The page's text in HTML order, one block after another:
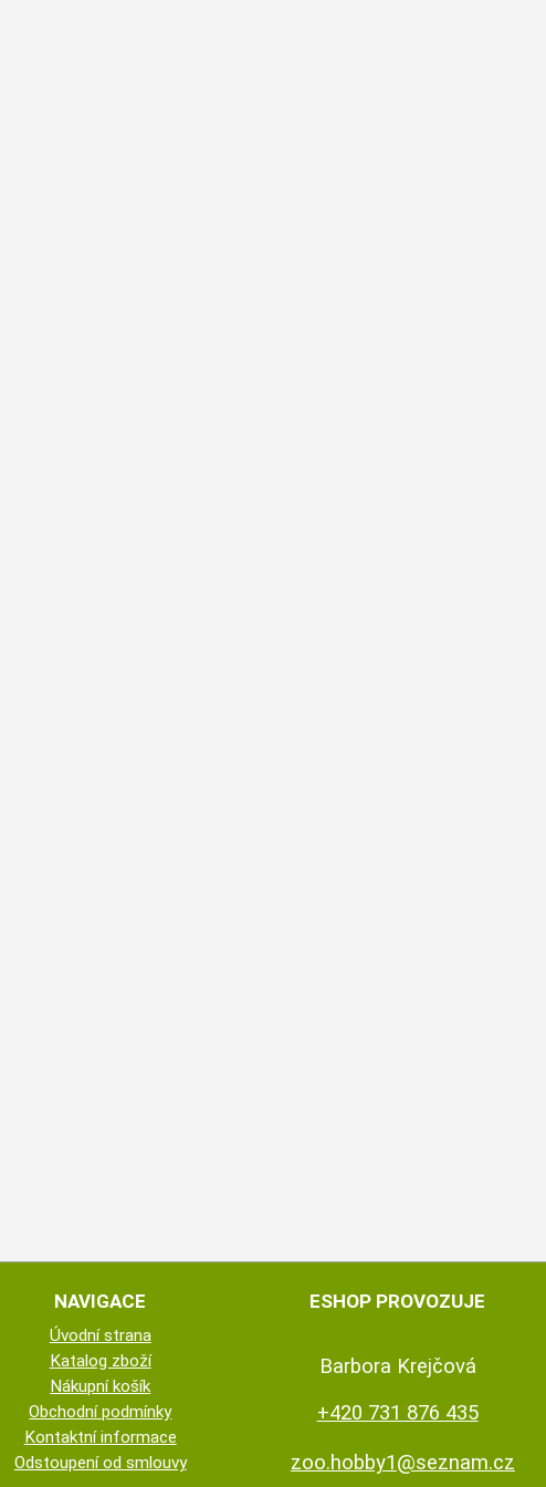
NAVIGACE
Úvodní strana
Katalog zboží
Nákupní košík
Obchodní podmínky
Kontaktní informace
Odstoupení od smlouvy
ESHOP PROVOZUJE
Barbora Krejčová
+420 731 876 435
zoo.hobby1@seznam.cz